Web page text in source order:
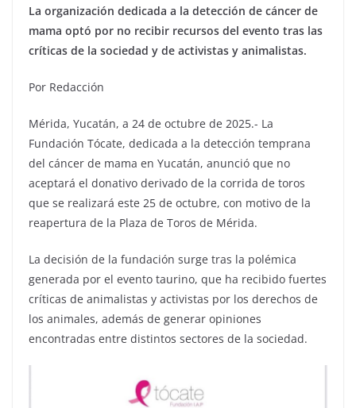
La organización dedicada a la detección de cáncer de
mama optó por no recibir recursos del evento tras las
críticas de la sociedad y de activistas y animalistas.
Por Redacción
Mérida, Yucatán, a 24 de octubre de 2025.- La
Fundación Tócate, dedicada a la detección temprana
del cáncer de mama en Yucatán, anunció que no
aceptará el donativo derivado de la corrida de toros
que se realizará este 25 de octubre, con motivo de la
reapertura de la Plaza de Toros de Mérida.
La decisión de la fundación surge tras la polémica
generada por el evento taurino, que ha recibido fuertes
críticas de animalistas y activistas por los derechos de
los animales, además de generar opiniones
encontradas entre distintos sectores de la sociedad.